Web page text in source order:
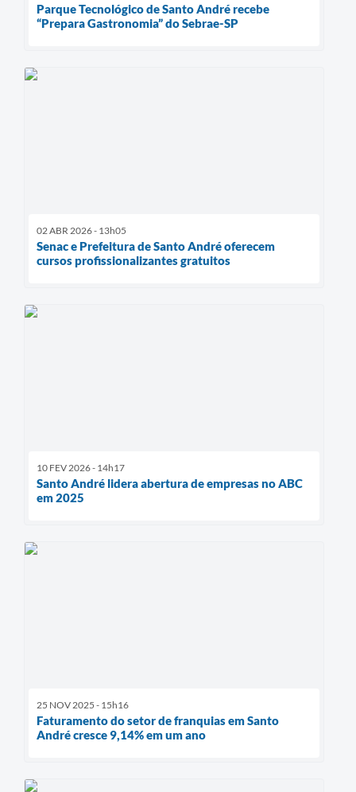
Parque Tecnológico de Santo André recebe
“Prepara Gastronomia” do Sebrae-SP
02 ABR 2026 - 13h05
Senac e Prefeitura de Santo André oferecem
cursos profissionalizantes gratuitos
10 FEV 2026 - 14h17
Santo André lidera abertura de empresas no ABC
em 2025
25 NOV 2025 - 15h16
Faturamento do setor de franquias em Santo
André cresce 9,14% em um ano